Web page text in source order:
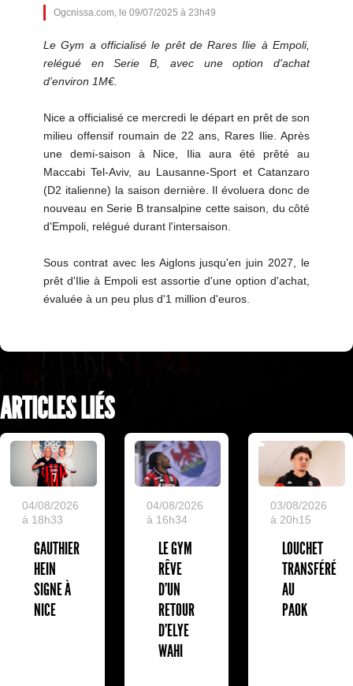
Ogcnissa.com, le 09/07/2025 à 23h49
Le Gym a officialisé le prêt de Rares Ilie à Empoli,
relégué en Serie B, avec une option d'achat
d'environ 1M€.
Nice a officialisé ce mercredi le départ en prêt de son
milieu offensif roumain de 22 ans, Rares Ilie. Après
une demi-saison à Nice, Ilia aura été prêté au
Maccabi Tel-Aviv, au Lausanne-Sport et Catanzaro
(D2 italienne) la saison dernière. Il évoluera donc de
nouveau en Serie B transalpine cette saison, du côté
d'Empoli, relégué durant l'intersaison.
Sous contrat avec les Aiglons jusqu'en juin 2027, le
prêt d'Ilie à Empoli est assortie d'une option d'achat,
évaluée à un peu plus d'1 million d'euros.
ARTICLES LIÉS
04/08/2026
à 18h33
GAUTHIER
HEIN
SIGNE À
NICE
04/08/2026
à 16h34
LE GYM
RÊVE
D’UN
RETOUR
D’ELYE
WAHI
03/08/2026
à 20h15
LOUCHET
TRANSFÉRÉ
AU
PAOK